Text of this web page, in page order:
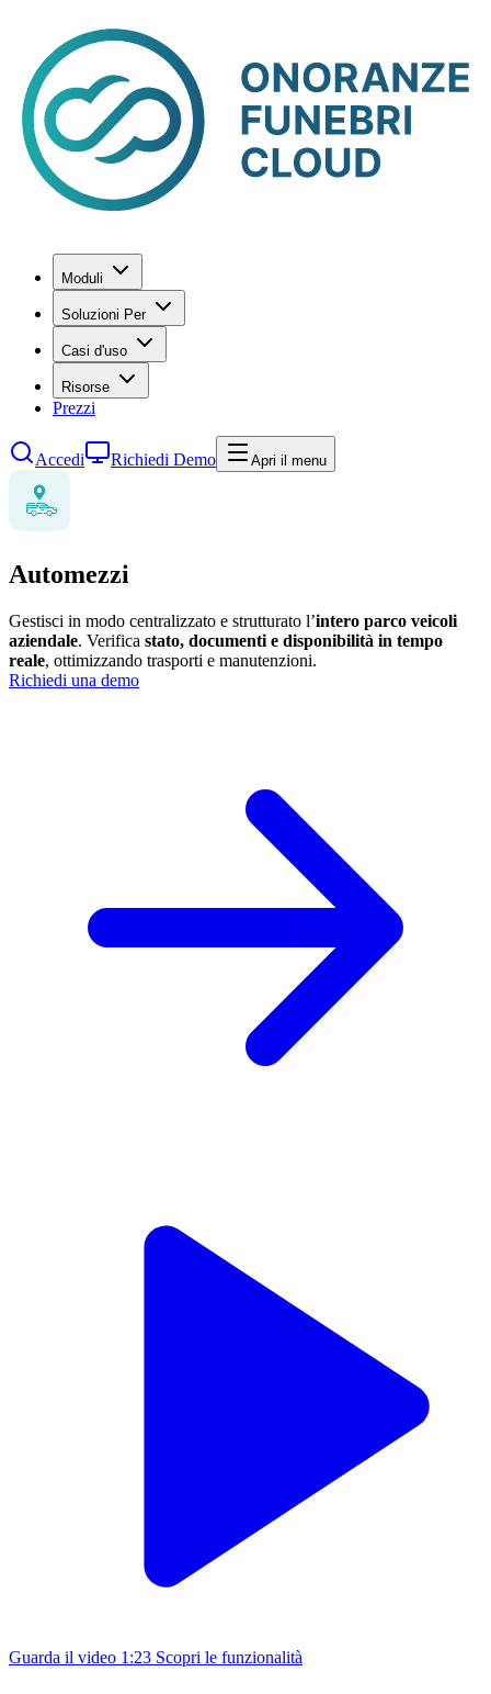
Moduli
Soluzioni Per
Casi d'uso
Risorse
Prezzi
Accedi Richiedi Demo Apri il menu
Automezzi
Gestisci in modo centralizzato e strutturato l’intero parco veicoli
aziendale. Verifica stato, documenti e disponibilità in tempo
reale, ottimizzando trasporti e manutenzioni.
Richiedi una demo
Guarda il video 1:23 Scopri le funzionalità